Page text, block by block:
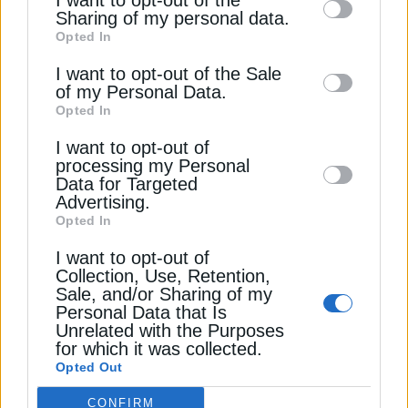
information by third parties on the IAB’s list
of downstream participants. This
information may also be disclosed by us to
third parties on theIAB’s List of
Downstream Participants
disclose it to other third parties.
Sharing of my personal data.
Opted In
I want to opt-out of the Sale
of my Personal Data.
Opted In
I want to opt-out of
processing my Personal
Data for Targeted
Advertising.
Opted In
I want to opt-out of
Collection, Use, Retention,
Sale, and/or Sharing of my
Personal Data that Is
Unrelated with the Purposes
for which it was collected.
Opted Out
CONFIRM
ΑΙΟΛΙΚΗ ΕΝΕΡΓΕΙΑ ΕΝΕΡΓΕΙΑ ΗΛΕΚΤΡΙΚΗ ΕΝΕΡΓΕΙΑ
ΔΕΊΤΕ ΕΠΊΣΗΣ
ΑΝΑΝΕΩΣΙΜΕΣ ΠΗΓΕΣ